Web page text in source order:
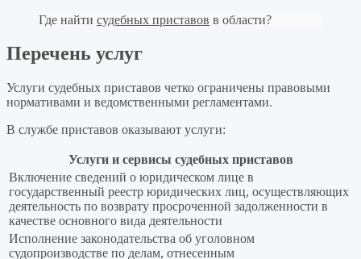
Где найти судебных приставов в области?
Перечень услуг
Услуги судебных приставов четко ограничены правовыми
нормативами и ведомственными регламентами.
В службе приставов оказывают услуги:
Услуги и сервисы судебных приставов
Включение сведений о юридическом лице в
государственный реестр юридических лиц, осуществляющих
деятельность по возврату просроченной задолженности в
качестве основного вида деятельности
Исполнение законодательства об уголовном
судопроизводстве по делам, отнесенным